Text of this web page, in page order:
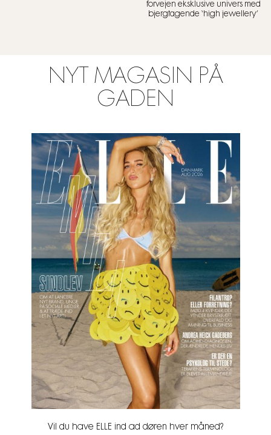
forvejen eksklusive univers med
bjergtagende ‘high jewellery’
NYT MAGASIN PÅ
GADEN
Vil du have ELLE ind ad døren hver måned?